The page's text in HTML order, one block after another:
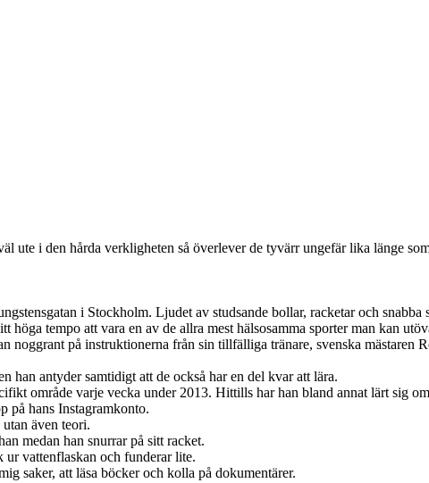
ute i den hårda verkligheten så överlever de tyvärr ungefär lika länge
i Stockholm. Ljudet av studsande bollar, racketar och snabba
tempo att vara en av de allra mest hälsosamma sporter man kan
på instruktionerna från sin tillfälliga tränare, svenska mästaren
han antyder samtidigt att de också har en del kvar att lära.
område varje vecka under 2013. Hittills har han bland annat lärt sig
på hans Instagramkonto.
även teori.
medan han snurrar på sitt racket.
ur vattenflaskan och funderar lite.
saker, att läsa böcker och kolla på dokumentärer.